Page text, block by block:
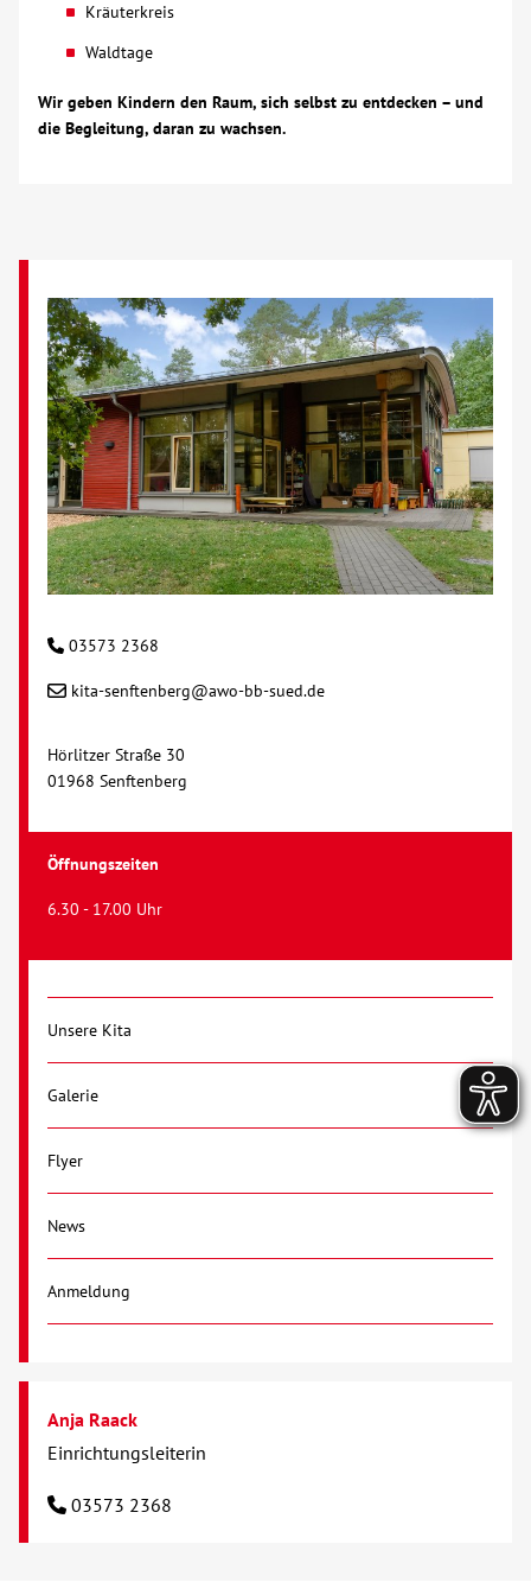
Kräuterkreis
Waldtage
Wir geben Kindern den Raum, sich selbst zu entdecken – und
die Begleitung, daran zu wachsen.
03573 2368
kita-senftenberg@awo-bb-sued.de
Hörlitzer Straße 30
01968 Senftenberg
Öffnungszeiten
6.30 - 17.00 Uhr
Unsere Kita
Galerie
Flyer
News
Anmeldung
Anja Raack
Einrichtungsleiterin
03573 2368